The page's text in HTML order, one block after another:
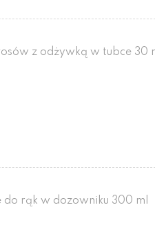
z odżywką w tubce 30
do rąk w dozowniku 300 ml